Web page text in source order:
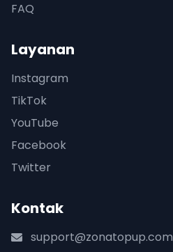
FAQ
Layanan
Instagram
TikTok
YouTube
Facebook
Twitter
Kontak
support@zonatopup.com